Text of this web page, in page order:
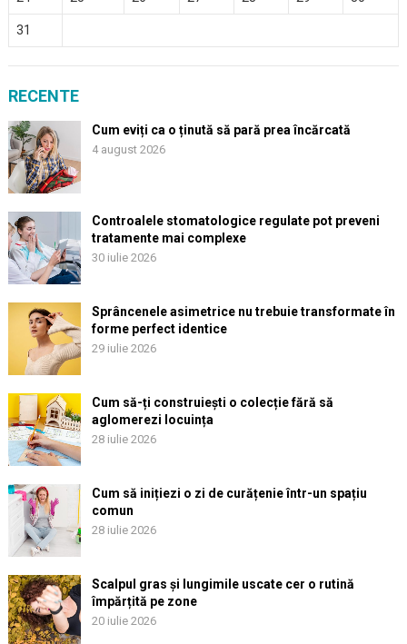
31
RECENTE
Cum eviți ca o ținută să pară prea încărcată
4 august 2026
Controalele stomatologice regulate pot preveni
tratamente mai complexe
30 iulie 2026
Sprâncenele asimetrice nu trebuie transformate în
forme perfect identice
29 iulie 2026
Cum să-ți construiești o colecție fără să
aglomerezi locuința
28 iulie 2026
Cum să inițiezi o zi de curățenie într-un spațiu
comun
28 iulie 2026
Scalpul gras și lungimile uscate cer o rutină
împărțită pe zone
20 iulie 2026